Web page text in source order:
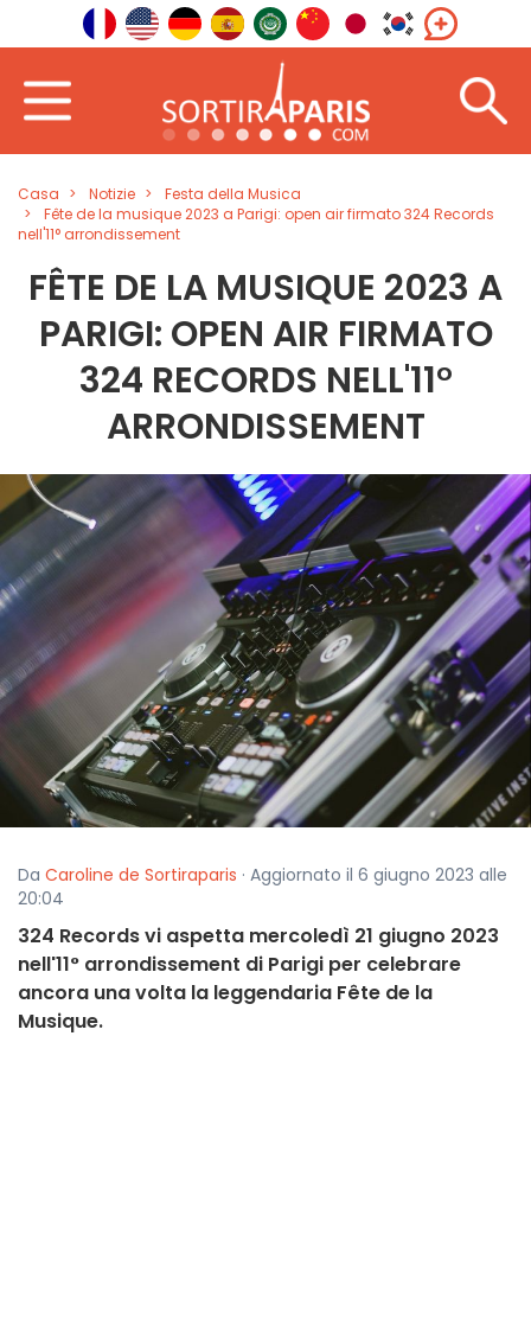
Casa Notizie
Festa della Musica
Fête de la musique 2023 a Parigi: open air firmato 324 Records
nell'11° arrondissement
FÊTE DE LA MUSIQUE 2023 A
PARIGI: OPEN AIR FIRMATO
324 RECORDS NELL'11°
ARRONDISSEMENT
Da Caroline de Sortiraparis · Aggiornato il 6 giugno 2023 alle
20:04
324 Records vi aspetta mercoledì 21 giugno 2023
nell'11° arrondissement di Parigi per celebrare
ancora una volta la leggendaria Fête de la
Musique.